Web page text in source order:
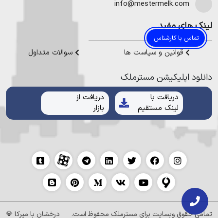
تماس با کارشناس
هموطنان عزیز خدمت کنیم.
info@mestermelk.com
لینک های مفید
قوانین و سیاست ها سوالات متداول
دانلود اپلیکیشن مستر‌ملک
دریافت با
لینک مستقیم
دریافت از
بازار
تمامی حقوق وبسایت برای مسترملک محفوظ است. درخشان با میرکا 💎